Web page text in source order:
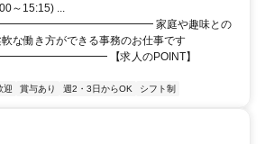
～15:15) ...
家庭や趣味との
な働き方ができる事務のお仕事です
【求人のPOINT】
迎 賞与あり 週2・3日からOK シフト制